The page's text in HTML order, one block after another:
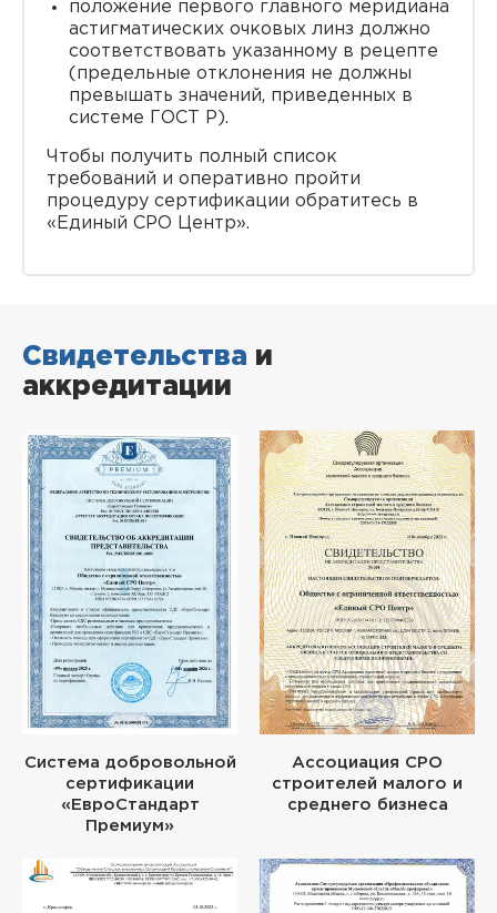
положение первого главного меридиана
астигматических очковых линз должно
соответствовать указанному в рецепте
(предельные отклонения не должны
превышать значений, приведенных в
системе ГОСТ Р).
Чтобы получить полный список
требований и оперативно пройти
процедуру сертификации обратитесь в
«Единый СРО Центр».
Свидетельства и
аккредитации
Система добровольной
сертификации
«ЕвроСтандарт
Премиум»
Ассоциация СРО
строителей малого и
среднего бизнеса